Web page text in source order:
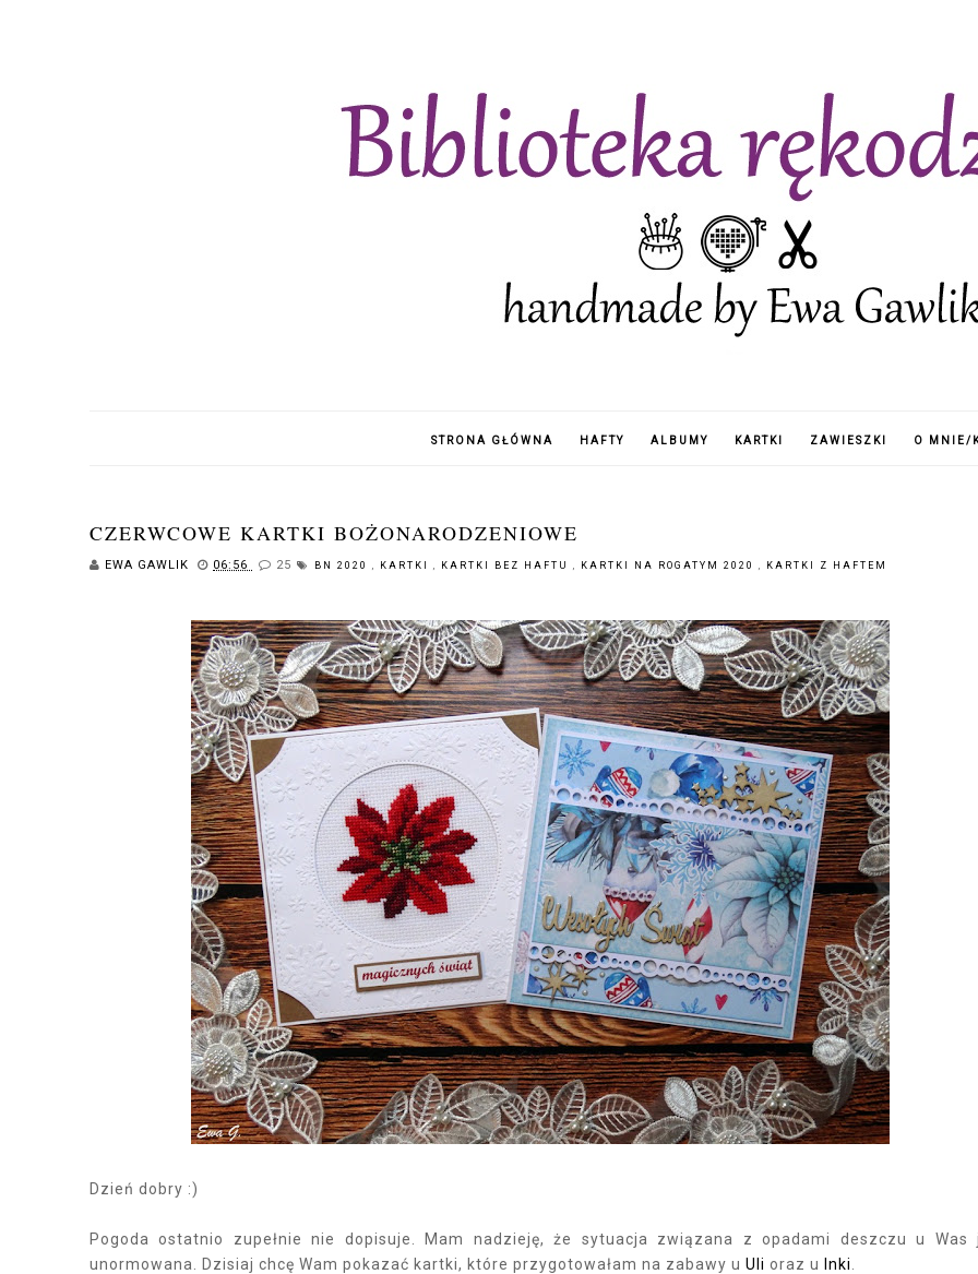
STRONA GŁÓWNA HAFTY ALBUMY KARTKI ZAWIESZKI O MNIE/
CZERWCOWE KARTKI BOŻONARODZENIOWE
EWA GAWLIK 06:56 25 BN 2020 , KARTKI , KARTKI BEZ HAFTU , KARTKI NA ROGATYM 2020 , KARTKI Z HAFTEM
Dzień dobry :)
Pogoda ostatnio zupełnie nie dopisuje. Mam nadzieję, że sytuacja związana z opadami deszczu u Was
unormowana. Dzisiaj chcę Wam pokazać kartki, które przygotowałam na zabawy u Uli oraz u Inki